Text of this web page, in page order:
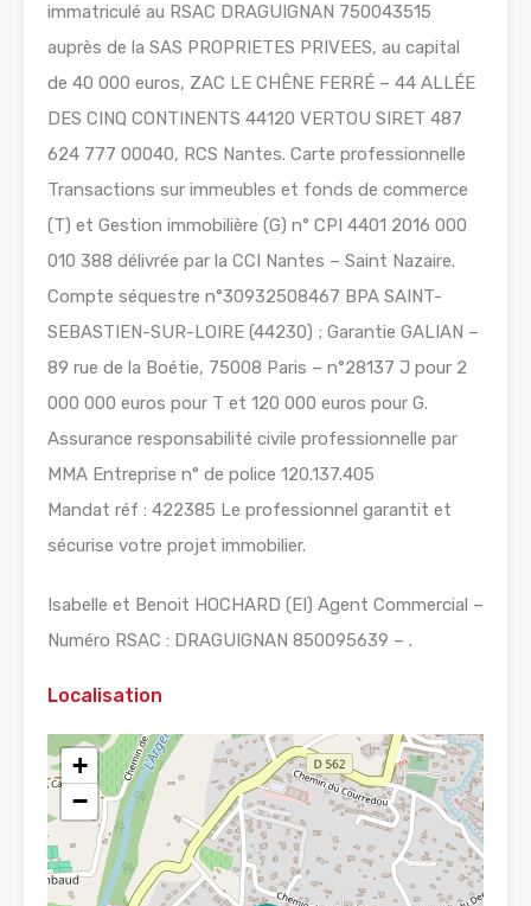
immatriculé au RSAC DRAGUIGNAN 750043515
auprès de la SAS PROPRIETES PRIVEES, au capital
de 40 000 euros, ZAC LE CHÊNE FERRÉ – 44 ALLÉE
DES CINQ CONTINENTS 44120 VERTOU SIRET 487
624 777 00040, RCS Nantes. Carte professionnelle
Transactions sur immeubles et fonds de commerce
(T) et Gestion immobilière (G) n° CPI 4401 2016 000
010 388 délivrée par la CCI Nantes – Saint Nazaire.
Compte séquestre n°30932508467 BPA SAINT-
SEBASTIEN-SUR-LOIRE (44230) ; Garantie GALIAN –
89 rue de la Boétie, 75008 Paris – n°28137 J pour 2
000 000 euros pour T et 120 000 euros pour G.
Assurance responsabilité civile professionnelle par
MMA Entreprise n° de police 120.137.405
Mandat réf : 422385 Le professionnel garantit et
sécurise votre projet immobilier.
Isabelle et Benoit HOCHARD (EI) Agent Commercial –
Numéro RSAC : DRAGUIGNAN 850095639 – .
Localisation
+
−